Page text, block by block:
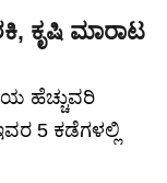
ಕೃಷಿ ಮಾರಾಟ
ಹೆಚ್ಚುವರಿ
5 ಕಡೆಗಳಲ್ಲಿ